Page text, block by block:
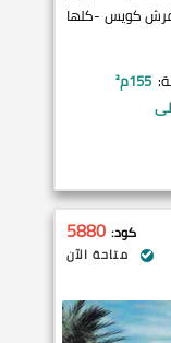
+ فرش كويس -كلها
155م²
كود: 5880
متاحة الآن